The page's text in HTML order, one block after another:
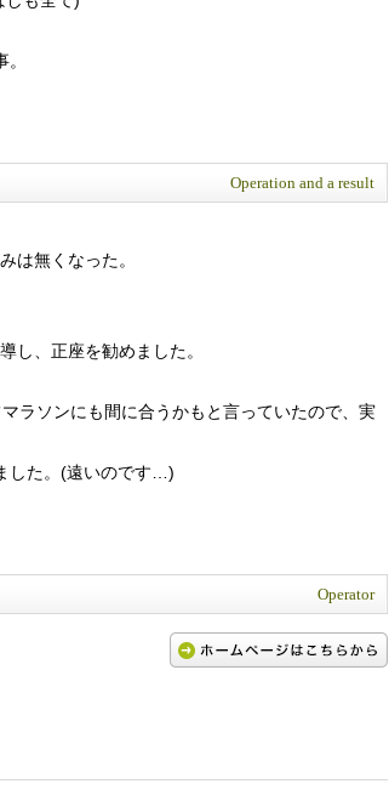
Operation and a result
無くなった。
し、正座を勧めました。
ラソンにも間に合うかもと言っていたので、実
した。(遠いのです…)
Operator